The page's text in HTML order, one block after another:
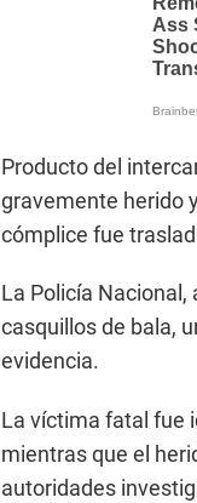
Producto del
gravemente herido
cómplice fue
La Policía Nacional,
casquillos de bala,
evidencia.
La víctima fatal fue
mientras que el
autoridades